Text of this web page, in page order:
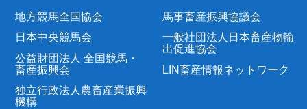
地方競馬全国協会
日本中央競馬会
公益財団法人 全国競馬・
畜産振興会
独立行政法人農畜産業振興
機構
馬事畜産振興協議会
一般社団法人日本畜産物輸
出促進協会
LIN畜産情報ネットワーク